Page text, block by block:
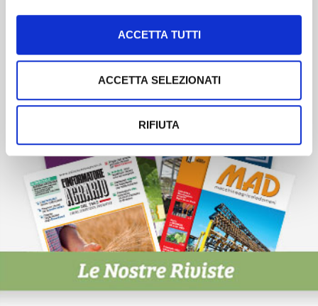
ACCETTA TUTTI
ACCETTA SELEZIONATI
RIFIUTA
Scopri un servizio d'informazione di alta qualità. Tagliato sulle tue
ISCRIVITI